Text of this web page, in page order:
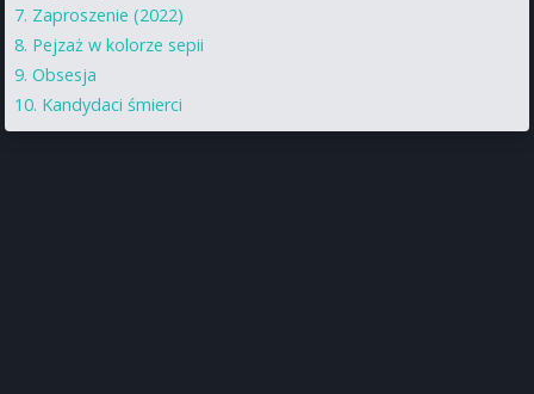
Zaproszenie (2022)
Pejzaż w kolorze sepii
Obsesja
Kandydaci śmierci